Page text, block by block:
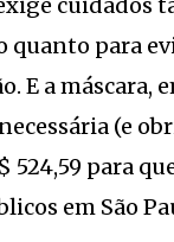
quanto para
E a máscara,
(e
524,59 para
em São